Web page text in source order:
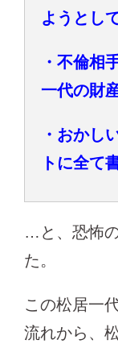
ようとし
・不倫相
一代の財
・おかし
トに全て
…と、恐怖
た。
この松居一
流れから、